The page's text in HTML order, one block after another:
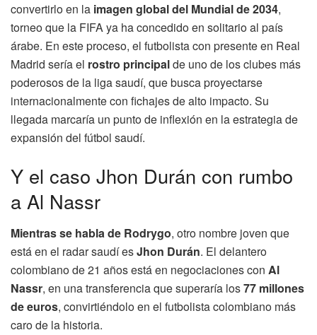
convertirlo en la imagen global del Mundial de 2034,
torneo que la FIFA ya ha concedido en solitario al país
árabe. En este proceso, el futbolista con presente en Real
Madrid sería el rostro principalde uno de los clubes más
poderosos de la liga saudí, que busca proyectarse
internacionalmente con fichajes de alto impacto. Su
llegada marcaría un punto de inflexión en la estrategia de
expansión del fútbol saudí.
Y el caso Jhon Durán con rumbo
a Al Nassr
Mientras se habla de Rodrygo, otro nombre joven que
está en el radar saudí esJhon Durán. El delantero
colombiano de 21 años está en negociaciones con Al
Nassr, en una transferencia que superaría los77 millones
de euros, convirtiéndolo en el futbolista colombiano más
caro de la historia.